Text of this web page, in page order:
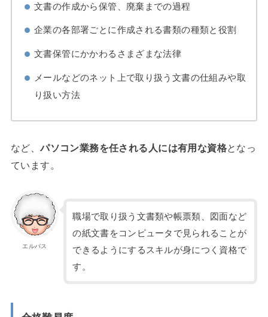
文書の作成から保管、廃棄までの過程
企業の各部署ごとに作成される書類の種類と役割
文書保管にかかわるさまざまな法律
メールなどのネット上で取り扱う文書の仕組みや取
り扱い方法
など、パソコン業務を任される人には有用な資格となっ
ています。
エルバス
職場で取り扱う文書類や帳票類、図面など
の紙文書をコンピュータで見られることが
できるようにするスキルが身につく資格で
す。